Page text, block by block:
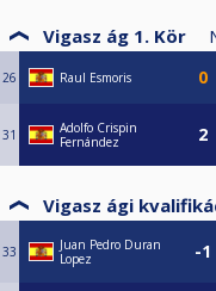
Vigasz ág 1. Kör
26 Raul Esmoris
31
Adolfo Crispin
Fernández
Vigasz ági
33
Juan Pedro Duran
Lopez